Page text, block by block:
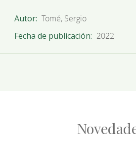
Autor Tomé, Sergio
Fecha de publicación
2022